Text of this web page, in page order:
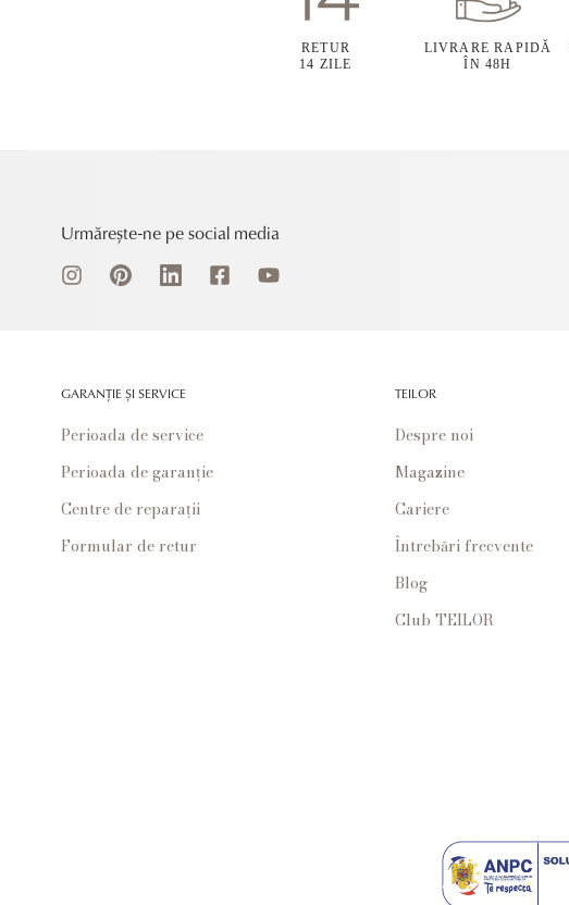
RETUR
14 ZILE
LIVRARE RAPIDĂ
ÎN 48H
Urmărește-ne pe social media
GARANȚIE ȘI SERVICE
Perioada de service
Perioada de garanție
Centre de reparații
Formular de retur
TEILOR
Despre noi
Magazine
Cariere
Întrebări frecvente
Blog
Club TEILOR